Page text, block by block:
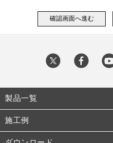
製品一覧
施工例